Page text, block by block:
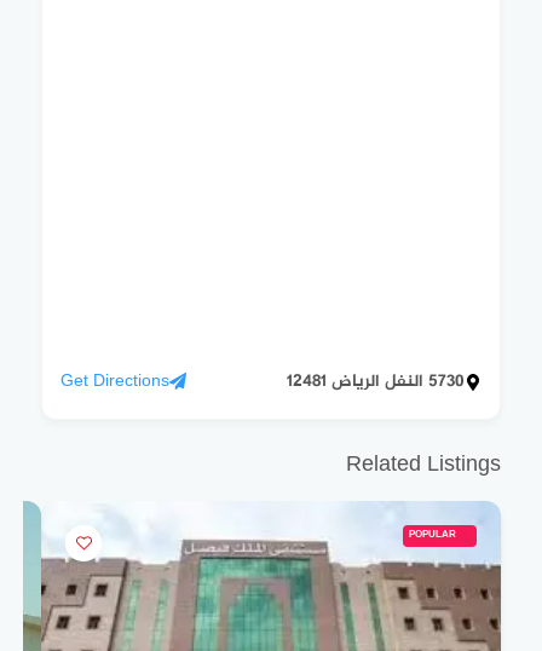
5730 النفل الرياض 12481 Get Directions
Related Listings
POPULAR